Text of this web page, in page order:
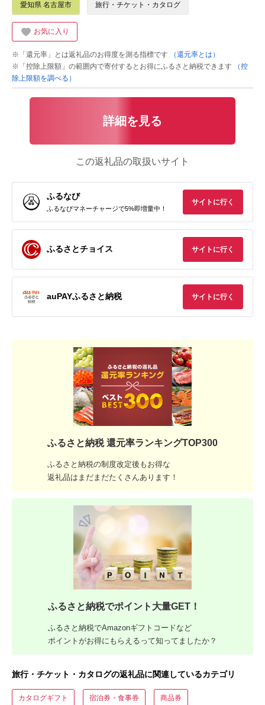
愛知県 名古屋市 旅行・チケット・カタログ
お気に入り
※「還元率」とは返礼品のお得度を測る指標です
（還元率とは）
※「控除上限額」の範囲内で寄付するとお得にふるさと納税できます
（控
除上限額を調べる）
詳細を見る
この返礼品の取扱いサイト
ふるなび
ふるなびマネーチャージで5%即増量中！
サイトに行く
ふるさとチョイス サイトに行く
auPAYふるさと納税 サイトに行く
ふるさと納税 還元率ランキングTOP300
ふるさと納税の制度改定後もお得な
返礼品はまだまだたくさんあります！
ふるさと納税でポイント大量GET！
ふるさと納税でAmazonギフトコードなど
ポイントがお得にもらえるって知ってましたか？
旅行・チケット・カタログの返礼品に関連しているカテゴリ
カタログギフト 宿泊券・食事券 商品券